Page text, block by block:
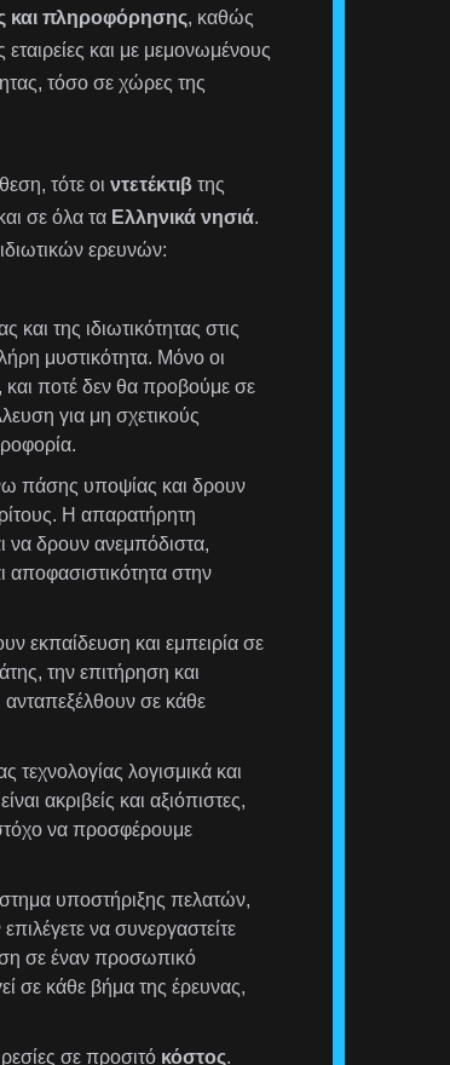
και πληροφόρησης, καθώς
και με μεμονωμένους
τόσο σε χώρες της
τότε οι ντετέκτιβτης
σε όλα τα Ελληνικά νησιά.
ερευνών:
και της ιδιωτικότητας στις
μυστικότητα. Μόνο οι
ποτέ δεν θα προβούμε σε
για μη σχετικούς
πάσης υποψίας και δρουν
Η απαρατήρητη
να δρουν ανεμπόδιστα,
αποφασιστικότητα στην
εκπαίδευση και εμπειρία σε
την επιτήρηση και
σε κάθε
τεχνολογίας λογισμικά και
ακριβείς και αξιόπιστες,
να προσφέρουμε
υποστήριξης πελατών,
να συνεργαστείτε
σε έναν προσωπικό
σε κάθε βήμα της έρευνας,
σε προσιτό κόστος.